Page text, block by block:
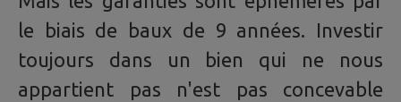
le biais de baux de 9 années. Investir
toujours dans un bien qui ne nous
appartient pas n'est pas concevable